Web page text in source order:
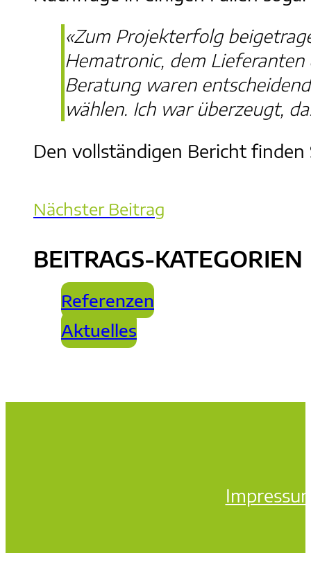
«Zum Projekterfolg
Hematronic, dem
Beratung waren
wählen. Ich war überzeugt,
Den vollständigen Bericht
Nächster Beitrag
BEITRAGS-KATEGORIEN
Referenzen
Aktuelles